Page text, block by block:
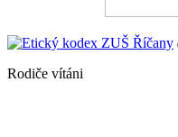
Etický kodex ZUŠ Říčany
Rodiče vítáni